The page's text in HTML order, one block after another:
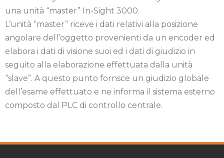
una unità “master” In-Sight 3000.
L’unità “master” riceve i dati relativi alla posizione
angolare dell’oggetto provenienti da un encoder ed
elabora i dati di visione suoi ed i dati di giudizio in
seguito alla elaborazione effettuata dalla unità
“slave”. A questo punto fornsce un giudizio globale
dell’esame effettuato e ne informa il sistema esterno
composto dal PLC di controllo centrale.